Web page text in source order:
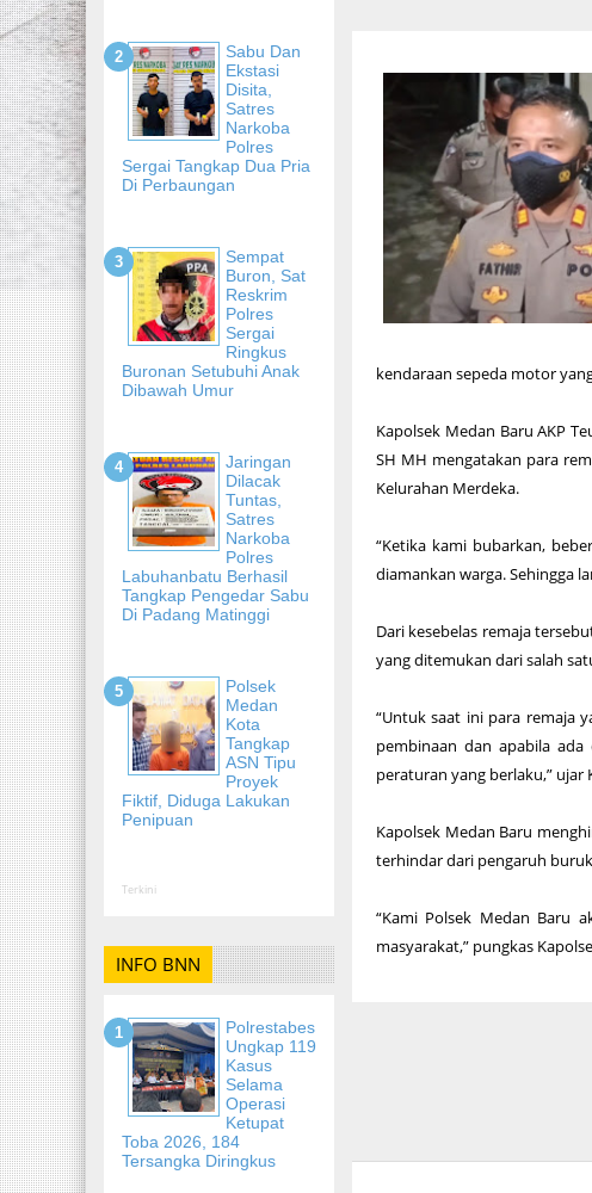
Sabu Dan
Ekstasi
Disita,
Satres
Narkoba
Polres
Sergai Tangkap Dua Pria
Di Perbaungan
Sempat
Buron, Sat
Reskrim
Polres
Sergai
Ringkus
Buronan Setubuhi Anak
Dibawah Umur
Jaringan
Dilacak
Tuntas,
Satres
Narkoba
Polres
Labuhanbatu Berhasil
Tangkap Pengedar Sabu
Di Padang Matinggi
Polsek
Medan
Kota
Tangkap
ASN Tipu
Proyek
Fiktif, Diduga Lakukan
Penipuan
Terkini
INFO BNN
Polrestabes
Ungkap 119
Kasus
Selama
Operasi
Ketupat
Toba 2026, 184
Tersangka Diringkus
kendaraan sepeda motor
Kapolsek Medan Baru AKP
SH MH mengatakan para
Kelurahan Merdeka.
“Ketika kami bubarkan,
diamankan warga. Sehingga
Dari kesebelas remaja
yang ditemukan dari salah
“Untuk saat ini para remaja
pembinaan dan apabila
peraturan yang berlaku,” ujar
Kapolsek Medan Baru
terhindar dari pengaruh
“Kami Polsek Medan Baru
masyarakat,” pungkas